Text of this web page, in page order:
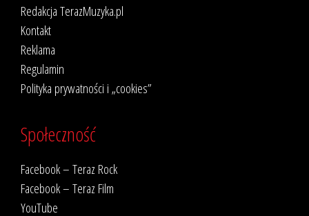
Redakcja TerazMuzyka.pl
Kontakt
Reklama
Regulamin
Polityka prywatności i „cookies”
Społeczność
Facebook – Teraz Rock
Facebook – Teraz Film
YouTube